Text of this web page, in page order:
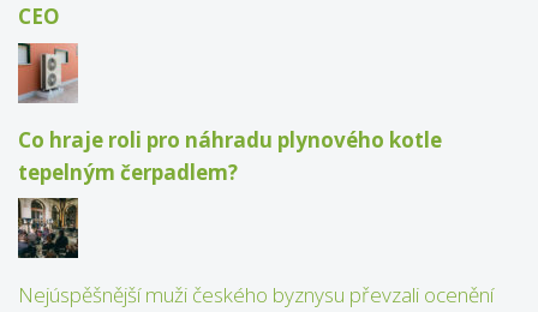
CEO
Co hraje roli pro náhradu plynového kotle
tepelným čerpadlem?
Nejúspěšnější muži českého byznysu převzali ocenění